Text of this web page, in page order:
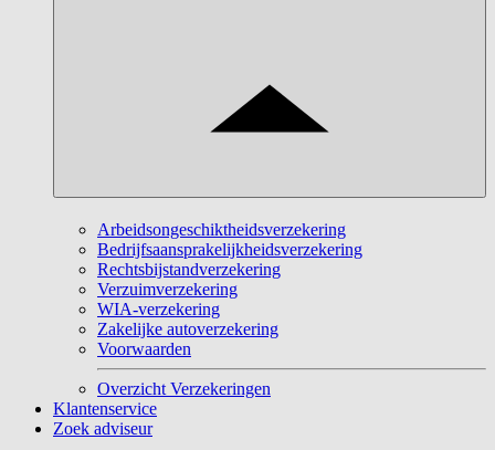
Arbeidsongeschiktheidsverzekering
Bedrijfsaansprakelijkheidsverzekering
Rechtsbijstandverzekering
Verzuimverzekering
WIA-verzekering
Zakelijke autoverzekering
Voorwaarden
Overzicht Verzekeringen
Klantenservice
Zoek adviseur